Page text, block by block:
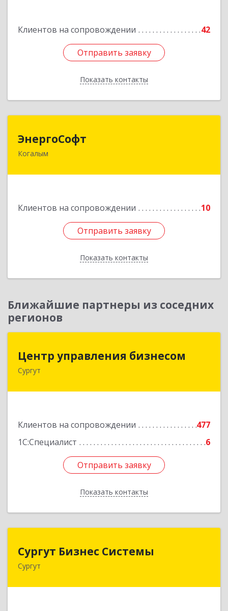
Клиентов на сопровождении 42
Отправить заявку
Показать контакты
Отправить заявку
Назад
ЭнергоСофт
Когалым
Клиентов на сопровождении 10
Отправить заявку
Показать контакты
628485, Ханты-Мансийский Автономный округ
Подробнее
Отправить заявку
Назад
Ближайшие партнеры из соседних
регионов
Центр управления бизнесом
Сургут
Клиентов на сопровождении
477
1С:Специалист
6
Отправить заявку
Показать контакты
Центр управления бизнесом
628403, Ханты-Мансийский Автономный округ
Отправить заявку
Назад
Сургут Бизнес Системы
Сургут
628406, Ханты-Мансийский Автономный округ